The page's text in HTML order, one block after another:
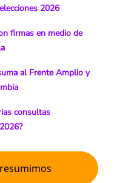
2026
firmas en medio de
al Frente Amplio y
consultas